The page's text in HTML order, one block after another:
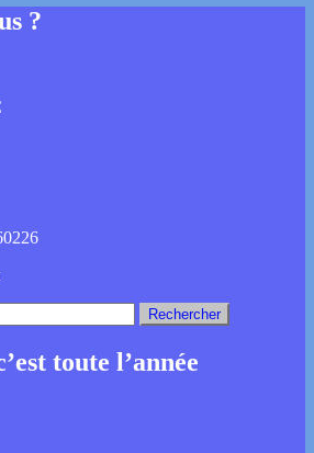
?
toute l’année